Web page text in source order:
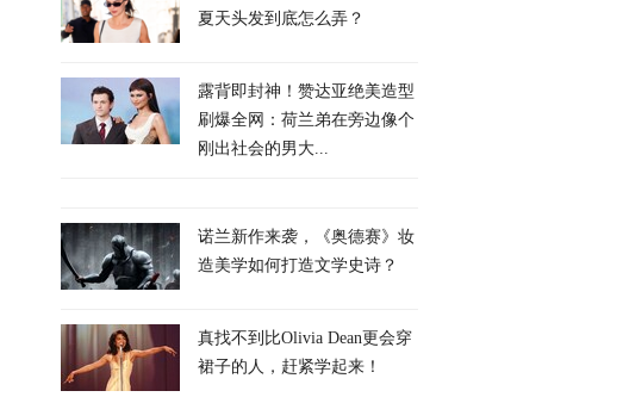
夏天头发到底怎么弄？
露背即封神！赞达亚绝美造型
刷爆全网：荷兰弟在旁边像个
刚出社会的男大...
诺兰新作来袭，《奥德赛》妆
造美学如何打造文学史诗？
真找不到比Olivia Dean更会穿
裙子的人，赶紧学起来！